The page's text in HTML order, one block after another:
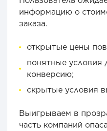
информацию о
заказа.
открытые цены
понятные условия
конверсию;
скрытые условия
Выигрываем в
часть компаний